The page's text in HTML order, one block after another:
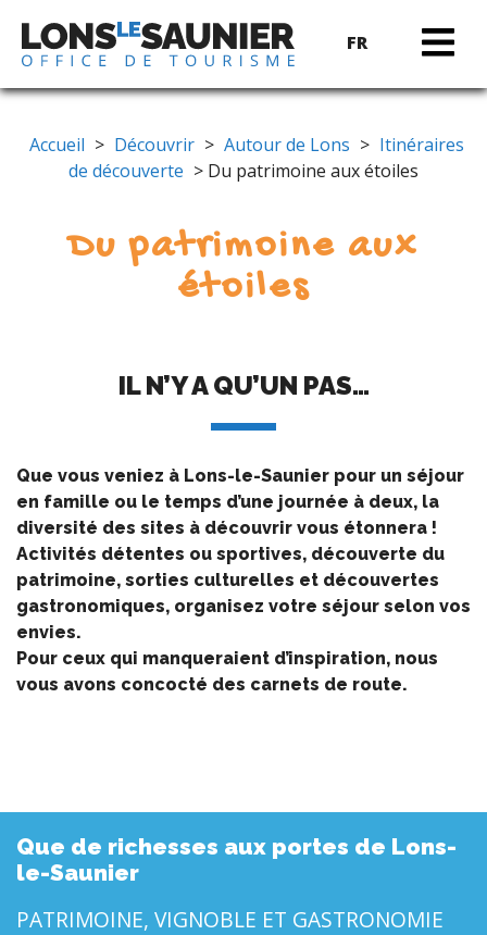
FR
Accueil > Découvrir > Autour de Lons > Itinéraires
de découverte > Du patrimoine aux étoiles
Du patrimoine aux
étoiles
IL N’Y A QU’UN PAS…
Que vous veniez à Lons-le-Saunier pour un séjour
en famille ou le temps d’une journée à deux, la
diversité des sites à découvrir vous étonnera !
Activités détentes ou sportives, découverte du
patrimoine, sorties culturelles et découvertes
gastronomiques, organisez votre séjour selon vos
envies.
Pour ceux qui manqueraient d’inspiration, nous
vous avons concocté des carnets de route.
Que de richesses aux portes de Lons-
le-Saunier
PATRIMOINE, VIGNOBLE ET GASTRONOMIE